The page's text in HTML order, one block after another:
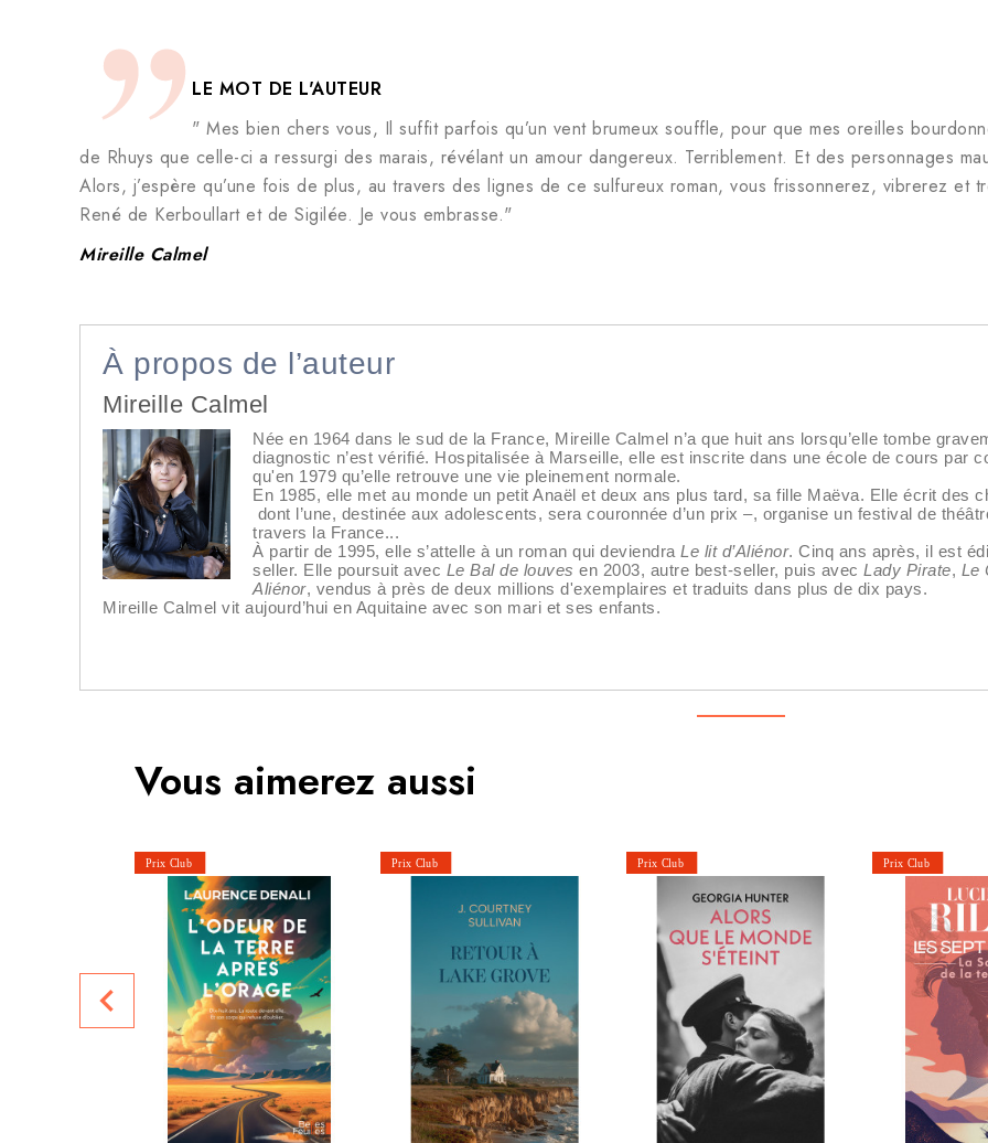
LE MOT DE L'AUTEUR
" Mes bien chers vous, Il suffit parfois qu’un vent brumeux souffle, pour que mes oreilles
de Rhuys que celle-ci a ressurgi des marais, révélant un amour dangereux. Terriblement. Et des personnages
Alors, j’espère qu’une fois de plus, au travers des lignes de ce sulfureux roman, vous frissonnerez, vibrerez et
René de Kerboullart et de Sigilée. Je vous embrasse."
Mireille Calmel
À propos de l’auteur
Mireille Calmel
Née en 1964 dans le sud de la France, Mireille Calmel n’a que huit ans lorsqu’elle tombe
diagnostic n’est vérifié. Hospitalisée à Marseille, elle est inscrite dans une école de cours par
qu'en 1979 qu’elle retrouve une vie pleinement normale.
En 1985, elle met au monde un petit Anaël et deux ans plus tard, sa fille Maëva. Elle écrit des
dont l’une, destinée aux adolescents, sera couronnée d’un prix –, organise un festival de
travers la France...
À partir de 1995, elle s’attelle à un roman qui deviendra Le lit d’Aliénor. Cinq ans après, il est
seller. Elle poursuit avec Le Bal de louves en 2003, autre best-seller, puis avec Lady Pirate, Le
Aliénor, vendus à près de deux millions d'exemplaires et traduits dans plus de dix pays.
Mireille Calmel vit aujourd’hui en Aquitaine avec son mari et ses enfants.
Vous aimerez aussi
navigate_before